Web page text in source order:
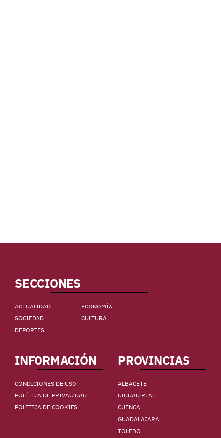
SECCIONES
ACTUALIDAD
ECONOMÍA
SOCIEDAD
CULTURA
DEPORTES
INFORMACIÓN
CONDICIONES DE USO
POLÍTICA DE PRIVACIDAD
POLÍTICA DE COOKIES
PROVINCIAS
ALBACETE
CIUDAD REAL
CUENCA
GUADALAJARA
TOLEDO